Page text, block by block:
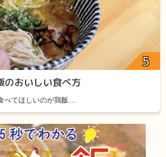
のおいしい食べ方
べてほしいのが鶏飯…